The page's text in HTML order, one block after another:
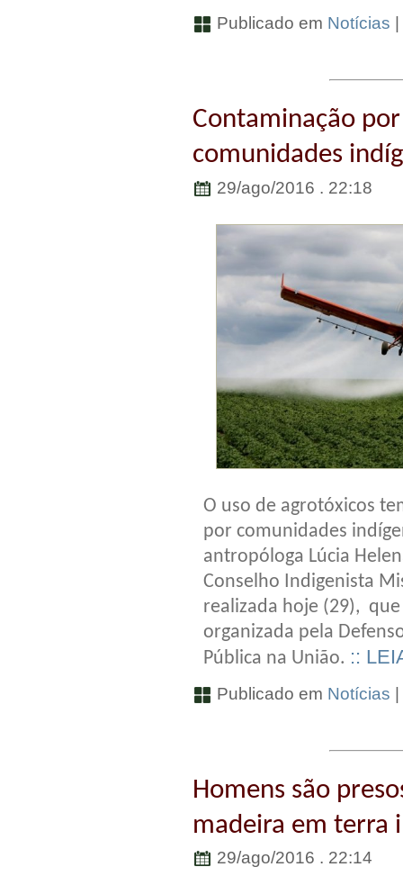
Publicado em Notícias
Contaminação
comunidades
29/ago/2016 . 22:18
O uso de agrotóxicos
por comunidades
antropóloga Lúcia
Conselho Indigenista
realizada hoje (29),
organizada pela
Pública na União. ::
Publicado em Notícias |
Homens são
madeira em terra
29/ago/2016 . 22:14